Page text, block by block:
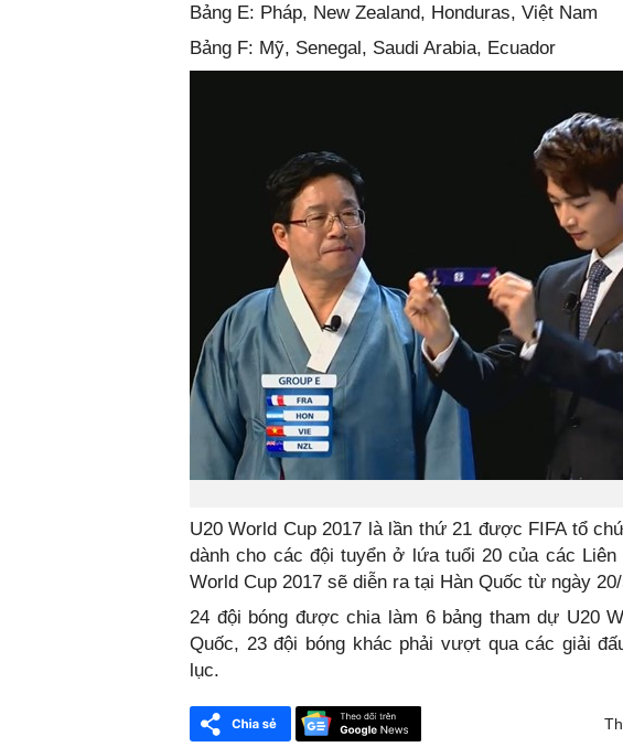
Bảng E: Pháp, New Zealand, Honduras, Việt Nam
Bảng F: Mỹ, Senegal, Saudi Arabia, Ecuador
U20 World Cup 2017 là lần thứ 21 được FIFA tổ
dành cho các đội tuyển ở lứa tuổi 20 của các Liên
World Cup 2017 sẽ diễn ra tại Hàn Quốc từ ngày
24 đội bóng được chia làm 6 bảng tham dự U20
Quốc, 23 đội bóng khác phải vượt qua các giải
lục.